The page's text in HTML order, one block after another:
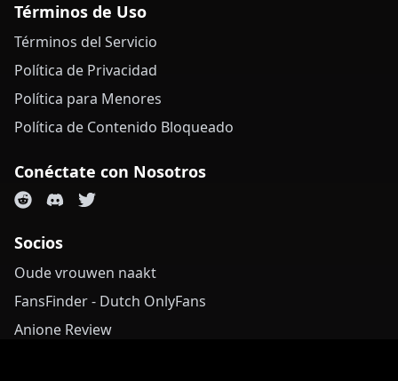
Términos de Uso
Términos del Servicio
Política de Privacidad
Política para Menores
Política de Contenido Bloqueado
Conéctate con Nosotros
Socios
Oude vrouwen naakt
FansFinder - Dutch OnlyFans
Anione Review